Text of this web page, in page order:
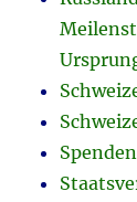
Spenden